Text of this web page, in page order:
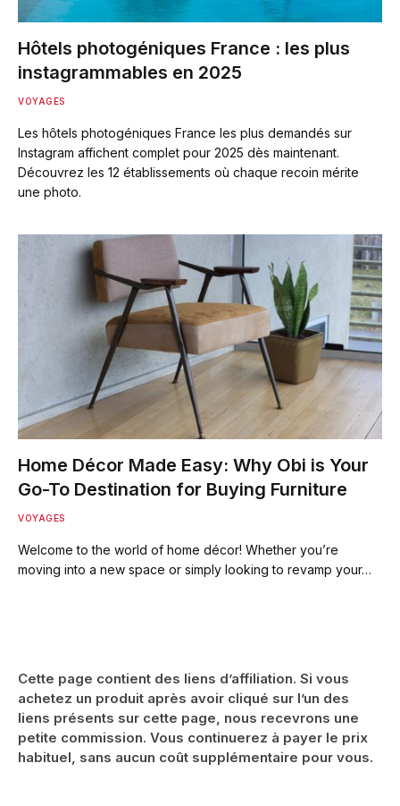
Hôtels photogéniques France : les plus
instagrammables en 2025
VOYAGES
Les hôtels photogéniques France les plus demandés sur
Instagram affichent complet pour 2025 dès maintenant.
Découvrez les 12 établissements où chaque recoin mérite
une photo.
Home Décor Made Easy: Why Obi is Your
Go-To Destination for Buying Furniture
VOYAGES
Welcome to the world of home décor! Whether you’re
moving into a new space or simply looking to revamp your…
Cette page contient des liens d’affiliation. Si vous
achetez un produit après avoir cliqué sur l’un des
liens présents sur cette page, nous recevrons une
petite commission. Vous continuerez à payer le prix
habituel, sans aucun coût supplémentaire pour vous.